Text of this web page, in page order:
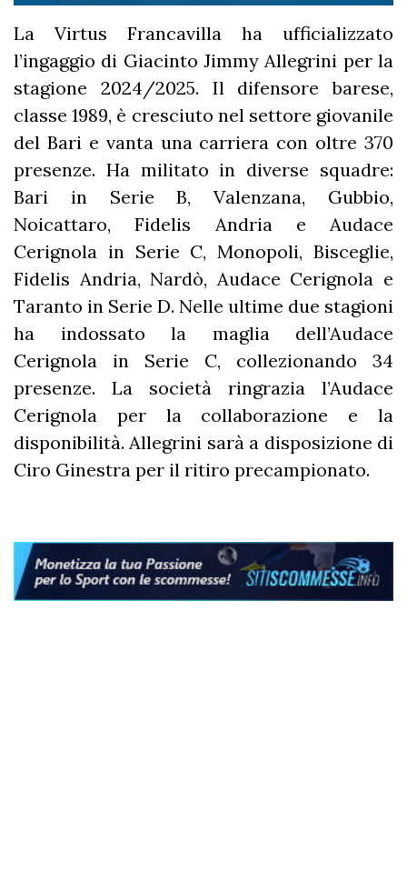
La Virtus Francavilla ha ufficializzato
l’ingaggio di Giacinto Jimmy Allegrini per la
stagione 2024/2025. Il difensore barese,
classe 1989, è cresciuto nel settore giovanile
del Bari e vanta una carriera con oltre 370
presenze. Ha militato in diverse squadre:
Bari in Serie B, Valenzana, Gubbio,
Noicattaro, Fidelis Andria e Audace
Cerignola in Serie C, Monopoli, Bisceglie,
Fidelis Andria, Nardò, Audace Cerignola e
Taranto in Serie D. Nelle ultime due stagioni
ha indossato la maglia dell’Audace
Cerignola in Serie C, collezionando 34
presenze. La società ringrazia l’Audace
Cerignola per la collaborazione e la
disponibilità. Allegrini sarà a disposizione di
Ciro Ginestra per il ritiro precampionato.